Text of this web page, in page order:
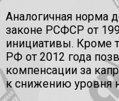
Аналогичная норма
законе РСФСР от
инициативы. Кроме
РФ от 2012 года
компенсации за
к снижению уровня